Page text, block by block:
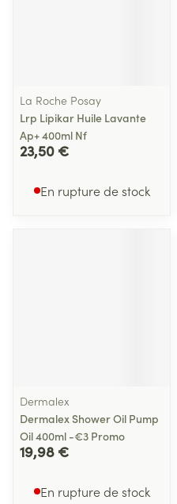
La Roche Posay
Lrp Lipikar Huile Lavante
Ap+ 400ml Nf
23,50 €
En rupture de stock
Dermalex
Dermalex Shower Oil Pump
Oil 400ml -€3 Promo
19,98 €
En rupture de stock